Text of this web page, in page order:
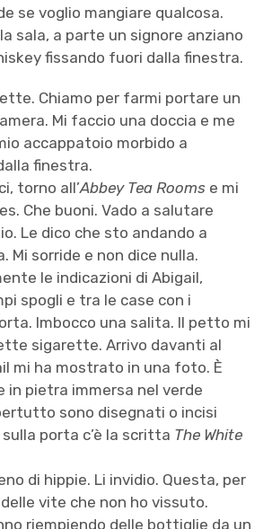
se voglio mangiare qualcosa.
sala, a parte un signore anziano
fissando fuori dalla finestra.
Chiamo per farmi portare un
Mi faccio una doccia e me
accappatoio morbido a
finestra.
torno all’Abbey Tea Rooms e mi
Che buoni. Vado a salutare
Le dico che sto andando a
Mi sorride e non dice nulla.
le indicazioni di Abigail,
spogli e tra le case con i
Imbocco una salita. Il petto mi
sigarette. Arrivo davanti al
mi ha mostrato in una foto. È
in pietra immersa nel verde
sono disegnati o incisi
porta c’è la scritta The White
di hippie. Li invidio. Questa, per
vite che non ho vissuto.
riempiendo delle bottiglie da un